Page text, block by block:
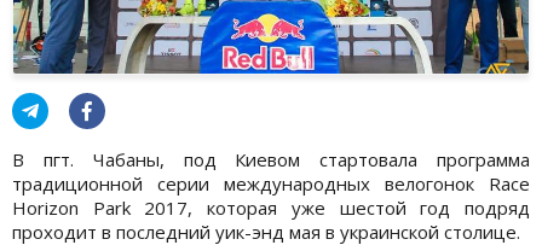
В пгт. Чабаны, под Киевом стартовала программа
традиционной серии международных велогонок Race
Horizon Park 2017, которая уже шестой год подряд
проходит в последний уик-энд мая в украинской столице.